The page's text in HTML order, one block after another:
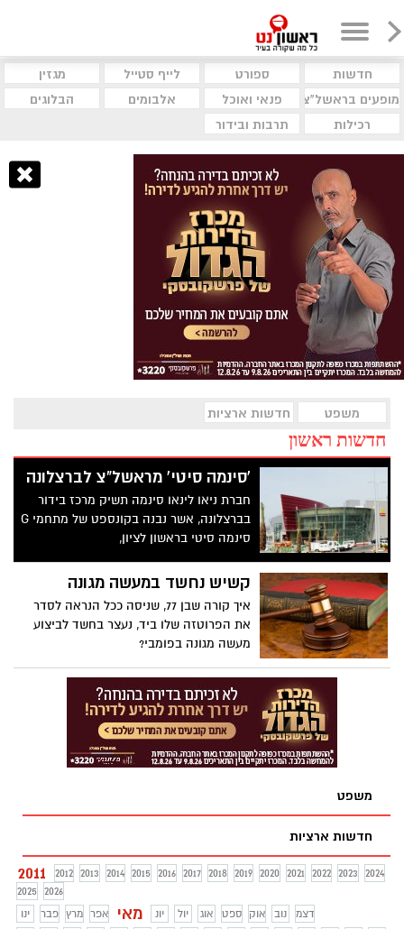
חדשות ספורט לייף סטייל
מגזין
מופעים בראשל"צ
פנאי ואוכל אלבומים
הבלוגים
רכילות
תרבות ובידור
משפט חדשות ארציות
חדשות ראשון
'סינמה סיטי' מראשל"צ לברצלונה
חברת ניאו לינאו סינמה תשיק מרכז בידור
בברצלונה, אשר נבנה בקונספט של מתחמי G
סינמה סיטי בראשון לציון,
קשיש נחשד במעשה מגונה
איך קורה שבן 77, שניסה ככל הנראה לסדר
את הפרוטזה שלו ביד, נעצר בחשד לביצוע
מעשה מגונה בפומבי?
משפט
חדשות ארציות
2011 2012 2013 2014 2015 2016 2017 2018 2019 2020 2021 2022 2023
2024
2025
2026
ינו
פבר מרץ אפר מאי יונ יול אוג ספט אוק נוב
דצמ